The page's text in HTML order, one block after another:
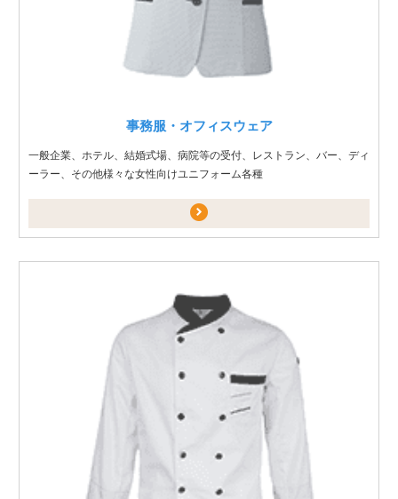
事務服・オフィスウェア
一般企業、ホテル、結婚式場、病院等の受付、レストラン、バー、ディ
ーラー、その他様々な女性向けユニフォーム各種